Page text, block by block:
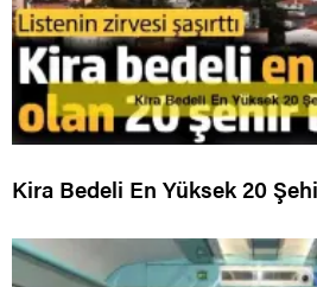
Kira Bedeli En Yüksek 20